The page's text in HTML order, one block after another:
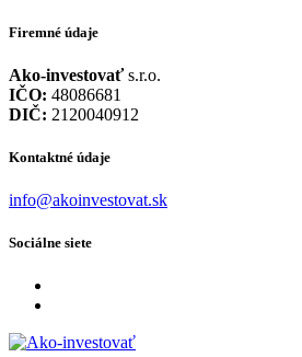
Firemné údaje
Ako-investovaťs.r.o.
IČO: 48086681
DIČ: 2120040912
Kontaktné údaje
info@akoinvestovat.sk
Sociálne siete